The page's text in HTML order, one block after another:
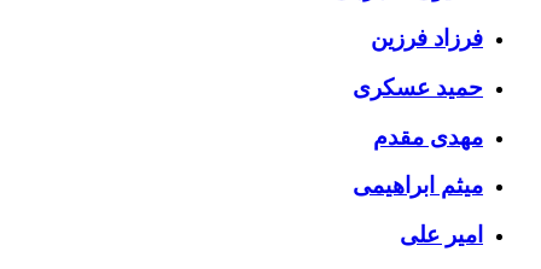
فرزاد فرزین
حمید عسکری
مهدی مقدم
میثم ابراهیمی
امیر علی